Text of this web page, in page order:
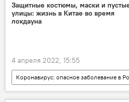
Защитные костюмы, маски и
улицы: жизнь в Китае во время
локдауна
4 апреля 2022, 15:55
Коронавирус: опасное заболевание в
Фото
Китай